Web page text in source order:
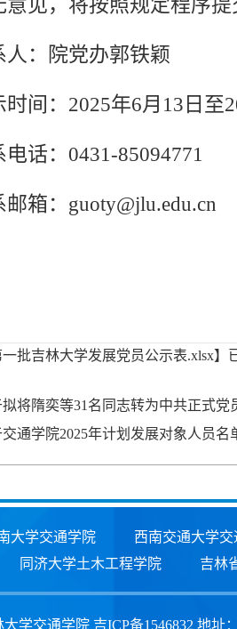
意见，将按照规定程序
人：院党办郭铁颖
时间：2025年6月13日至
电话：0431-85094771
箱： guoty@jlu.edu.cn
一批吉林大学发展党员公示表.xlsx】
拟将隋奕等31名同志转为中共正式党
通学院2025年计划发展对象人员名
大学交通学院 西南交通大学
同济大学土木工程学院 吉林
学交通学院 吉ICP备1546832 地址